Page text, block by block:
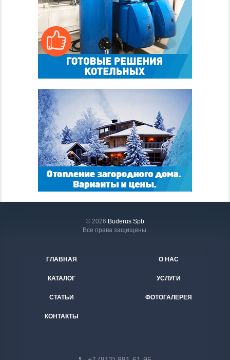
© 2026 Buderus Spb
Все права защищены.
ГЛАВНАЯ О НАС
КАТАЛОГ УСЛУГИ
СТАТЬИ ФОТОГАЛЕРЕЯ
КОНТАКТЫ